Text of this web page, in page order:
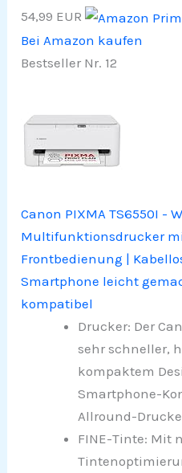
54,99 EUR
Bei Amazon kaufen
Bestseller Nr. 12
Canon PIXMA TS6550I -
Multifunktionsdrucker
Frontbedienung |
Smartphone leicht
kompatibel
Drucker: Der
sehr schneller,
kompaktem
Smartphone-
Allround-
FINE-Tinte: Mit